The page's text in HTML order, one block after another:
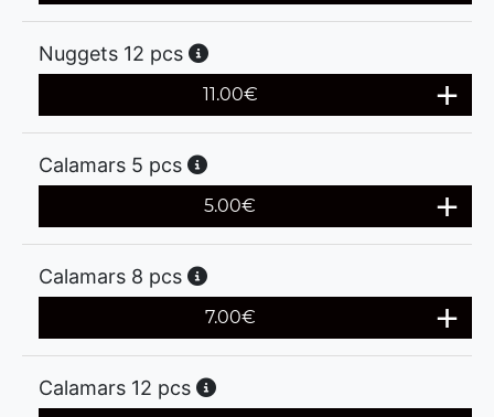
Nuggets 12 pcs
11.00€
Calamars 5 pcs
5.00€
Calamars 8 pcs
7.00€
Calamars 12 pcs